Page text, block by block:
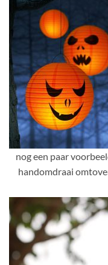
nog een paar
handomdraai